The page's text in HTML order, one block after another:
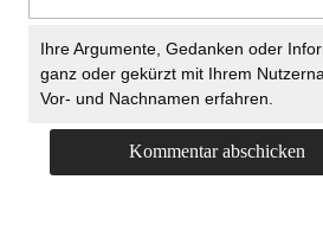
Ihre Argumente, Gedanken oder
ganz oder gekürzt mit Ihrem
Vor- und Nachnamen erfahren.